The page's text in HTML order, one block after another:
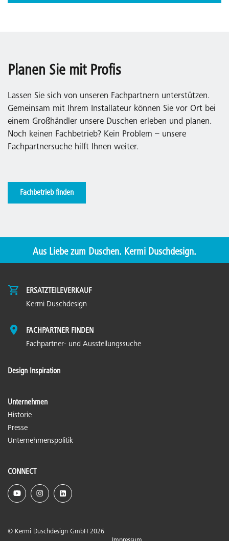
Planen Sie mit Profis
Lassen Sie sich von unseren Fachpartnern unterstützen.
Gemeinsam mit Ihrem Installateur können Sie vor Ort bei
einem Großhändler unsere Duschen erleben und planen.
Noch keinen Fachbetrieb? Kein Problem – unsere
Fachpartnersuche hilft Ihnen weiter.
Fachbetrieb finden
Aus Liebe zum Duschen. Kermi Duschdesign.
ERSATZTEILEVERKAUF
Kermi Duschdesign
FACHPARTNER FINDEN
Fachpartner- und Ausstellungssuche
Design Inspiration
Unternehmen
Historie
Presse
Unternehmenspolitik
CONNECT
© Kermi Duschdesign GmbH 2026